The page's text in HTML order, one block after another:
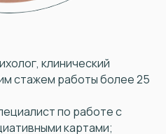
клинический
стажем работы более 25
по работе с
картами;